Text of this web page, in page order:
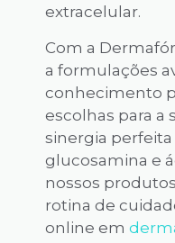
extracelular.
Com a
a formulações
conhecimento
escolhas para a
sinergia
glucosamina e
nossos
rotina de
online em